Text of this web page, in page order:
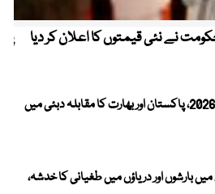
نے نئی قیمتوں کا اعلان کر دیا
ویمنز ایشیا کپ 2026، پاکستان اور بھارت کا مقابلہ دبئی میں
میں بارشوں اور دریاؤں میں طغیانی کا خدشہ،